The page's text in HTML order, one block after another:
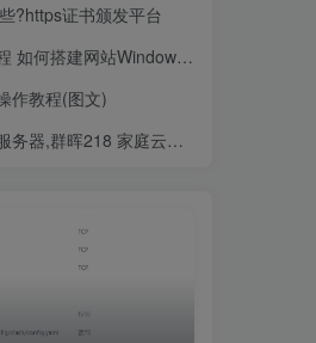
?https证书颁发平台
何搭建网站Windows服务器
作教程(图文)
,群晖218 家庭云服务器